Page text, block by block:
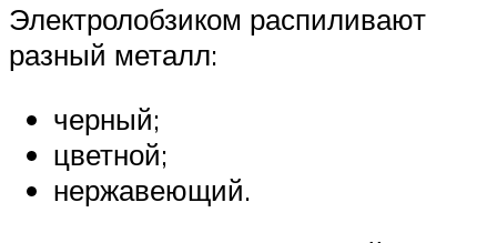
Электролобзиком распиливают
разный металл:
черный;
цветной;
нержавеющий.